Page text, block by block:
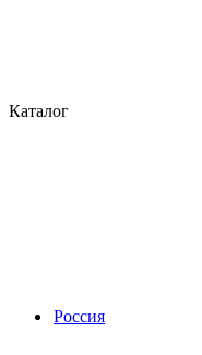
Каталог
Россия